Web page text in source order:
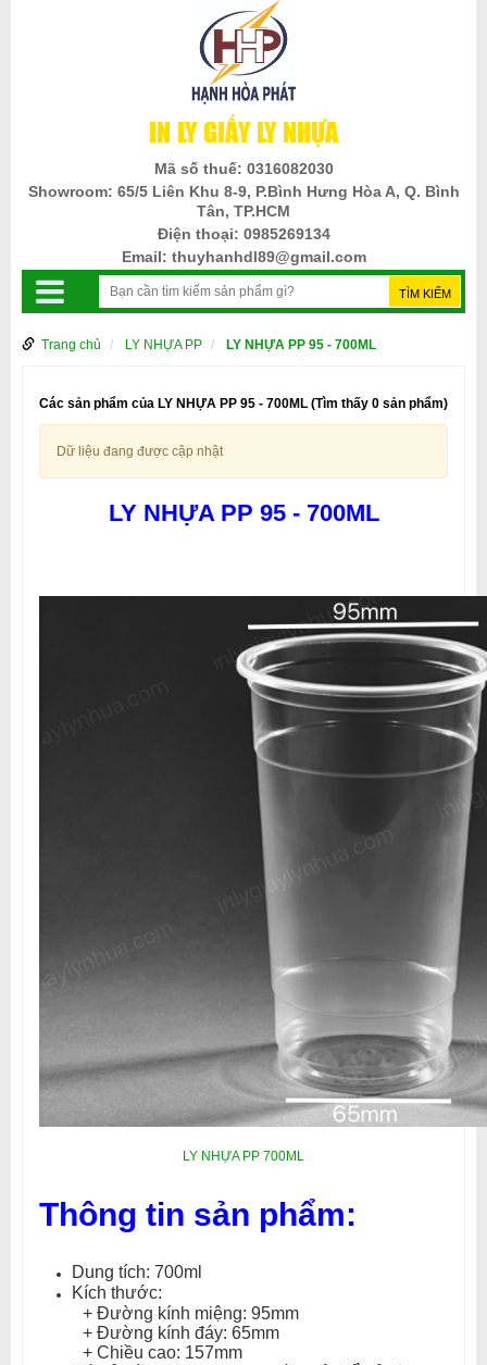
IN LY GIẤY LY NHỰA
Mã số thuế: 0316082030
Showroom: 65/5 Liên Khu 8-9, P.Bình Hưng Hòa A, Q. Bình
Tân, TP.HCM
Điện thoại: 0985269134
Email: thuyhanhdl89@gmail.com
Trang chủ LY NHỰA PP LY NHỰA PP 95 - 700ML
Các sản phẩm của LY NHỰA PP 95 - 700ML (Tìm thấy 0 sản phẩm)
Dữ liệu đang được cập nhật
LY NHỰA PP 95 - 700ML
LY NHỰA PP 700ML
Thông tin sản phẩm:
Dung tích: 700ml
Kích thước:
+ Đường kính miệng: 95mm
+ Đường kính đáy: 65mm
+ Chiều cao: 157mm